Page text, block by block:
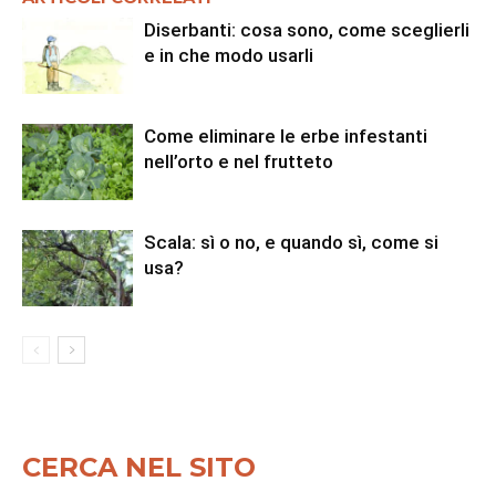
Diserbanti: cosa sono, come sceglierli
e in che modo usarli
Come eliminare le erbe infestanti
nell’orto e nel frutteto
Scala: sì o no, e quando sì, come si
usa?
CERCA NEL SITO